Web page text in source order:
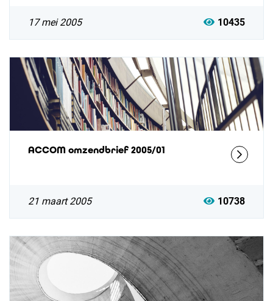
17 mei 2005 10435
ACCOM omzendbrief 2005/01
21 maart 2005 10738